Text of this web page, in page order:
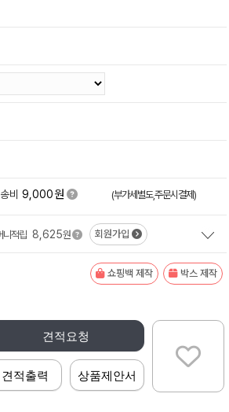
비 9,000원 (부가세별도,주문시결제)
니적립 8,625원 회원가입
쇼핑백 제작 박스 제작
견적요청
견적출력 상품제안서